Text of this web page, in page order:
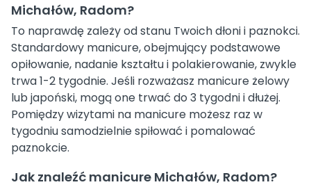
Michałów, Radom?
To naprawdę zależy od stanu Twoich dłoni i paznokci.
Standardowy manicure, obejmujący podstawowe
opiłowanie, nadanie kształtu i polakierowanie, zwykle
trwa 1-2 tygodnie. Jeśli rozważasz manicure żelowy
lub japoński, mogą one trwać do 3 tygodni i dłużej.
Pomiędzy wizytami na manicure możesz raz w
tygodniu samodzielnie spiłować i pomalować
paznokcie.
Jak znaleźć manicure Michałów, Radom?